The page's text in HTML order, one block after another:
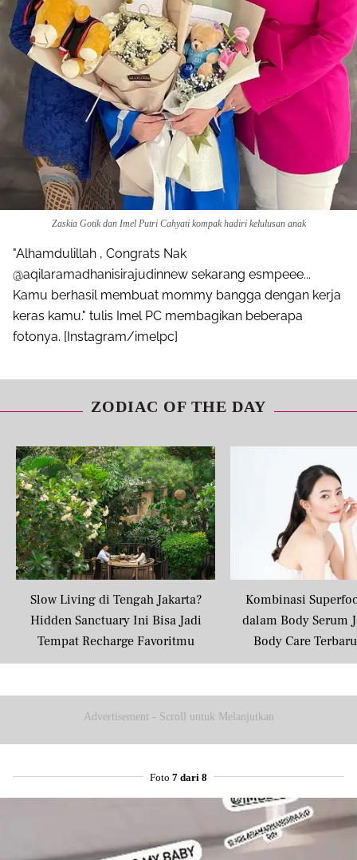
Zaskia Gotik dan Imel Putri Cahyati kompak hadiri kelulusan anak
"Alhamdulillah , Congrats Nak
@aqilaramadhanisirajudinnew sekarang esmpeee...
Kamu berhasil membuat mommy bangga dengan kerja
keras kamu." tulis Imel PC membagikan beberapa
fotonya. [Instagram/imelpc]
ZODIAC OF THE DAY
Slow Living di Tengah Jakarta?
Hidden Sanctuary Ini Bisa Jadi
Tempat Recharge Favoritmu
Kombinasi
dalam Body Serum
Body Care
Masyarakat
Advertisement - Scroll untuk Melanjutkan
Foto 7 dari 8